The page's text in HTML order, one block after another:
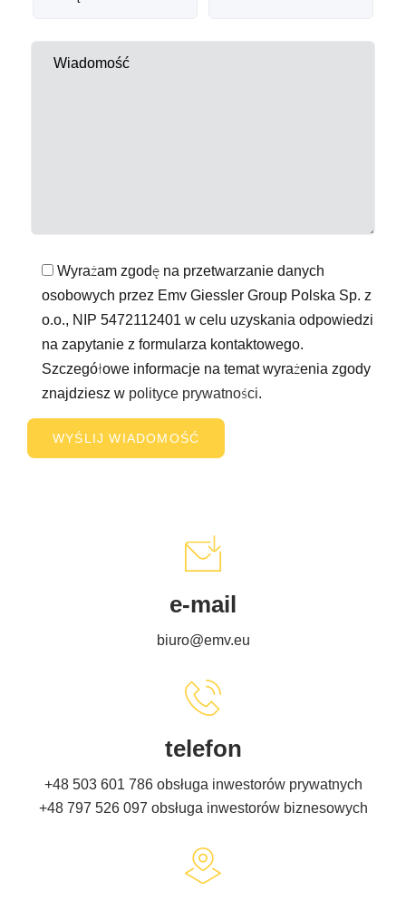
Wyrażam zgodę na przetwarzanie danych
osobowych przez Emv Giessler Group Polska Sp. z
o.o., NIP 5472112401 w celu uzyskania odpowiedzi
na zapytanie z formularza kontaktowego.
Szczegółowe informacje na temat wyrażenia zgody
znajdziesz w polityce prywatności.
e-mail
biuro@emv.eu
telefon
+48 503 601 786 obsługa inwestorów prywatnych
+48 797 526 097 obsługa inwestorów biznesowych